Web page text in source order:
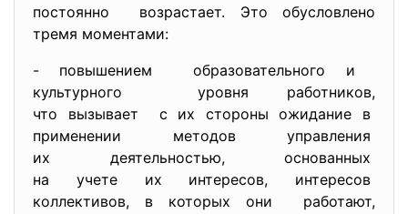
постоянно возрастает. Это обусловлено
тремя моментами:
- повышением образовательного и
культурного уровня работников,
что вызывает с их стороны ожидание в
применении методов управления
их деятельностью, основанных
на учете их интересов, интересов
коллективов, в которых они работают,